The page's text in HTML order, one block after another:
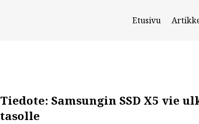
Etusivu
Tiedote: Samsungin SSD X5 vie
tasolle